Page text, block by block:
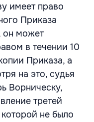
имеет право
Приказа
он может
в течении 10
Приказа, а
на это, судья
Ворническу,
третей
не было